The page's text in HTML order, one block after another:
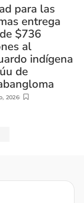
para las
entrega
$736
al
indígena
de
2026